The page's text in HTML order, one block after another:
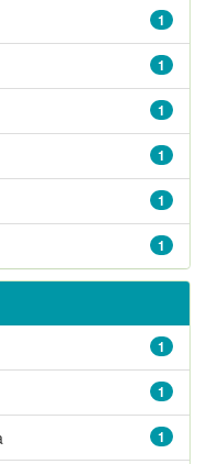
1
1
1
1
1
1
1
1
1